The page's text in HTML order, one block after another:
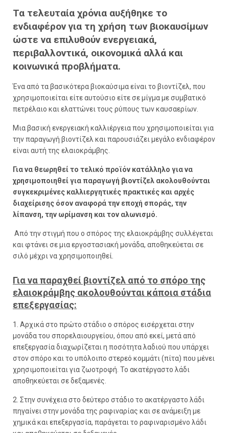
Τα τελευταία χρόνια αυξήθηκε το
ενδιαφέρον για τη χρήση των βιοκαυσίμων
ώστε να επιλυθούν ενεργειακά,
περιβαλλοντικά, οικονομικά αλλά και
κοινωνικά προβλήματα.
Ένα από τα βασικότερα βιοκαύσιμα είναι το βιοντίζελ, που
χρησιμοποιείται είτε αυτούσιο είτε σε μίγμα με συμβατικό
πετρέλαιο και ελαττώνει τους ρύπους των καυσαερίων.
Μια βασική ενεργειακή καλλιέργεια που χρησιμοποιείται για
την παραγωγή βιοντίζελ και παρουσιάζει μεγάλο ενδιαφέρον
είναι αυτή της ελαιοκράμβης.
Για να θεωρηθεί το τελικό προϊόν κατάλληλο για να
χρησιμοποιηθεί για παραγωγή βιοντίζελ ακολουθούνται
συγκεκριμένες καλλιεργητικές πρακτικές και αρχές
διαχείρισης όσον αναφορά την εποχή σποράς, την
λίπανση, την ωρίμανση και τον αλωνισμό.
Από την στιγμή που ο σπόρος της ελαιοκράμβης συλλέγεται
και φτάνει σε μια εργοστασιακή μονάδα, αποθηκεύεται σε
σιλό μέχρι να χρησιμοποιηθεί.
Για να παραχθεί βιοντίζελ από το σπόρο της
ελαιοκράμβης ακολουθούνται κάποια στάδια
επεξεργασίας:
1. Αρχικά στο πρώτο στάδιο ο σπόρος εισέρχεται στην
μονάδα του σπορελαιουργείου, όπου από εκεί, μετά από
επεξεργασία διαχωρίζεται η ποσότητα λαδιού που υπάρχει
στον σπόρο και το υπόλοιπο στερεό κομμάτι (πίτα) που μένει
χρησιμοποιείται για ζωοτροφή. Το ακατέργαστο λάδι
αποθηκεύεται σε δεξαμενές.
2. Στην συνέχεια στο δεύτερο στάδιο το ακατέργαστο λάδι
πηγαίνει στην μονάδα της ραφιναρίας και σε ανάμειξη με
χημικά και επεξεργασία, παράγεται το ραφιναρισμένο λάδι